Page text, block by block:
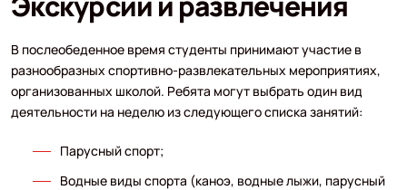
В послеобеденное время студенты принимают участие в
разнообразных спортивно-развлекательных мероприятиях,
организованных школой. Ребята могут выбрать один вид
деятельности на неделю из следующего списка занятий:
Парусный спорт;
Водные виды спорта (каноэ, водные лыжи, парусный